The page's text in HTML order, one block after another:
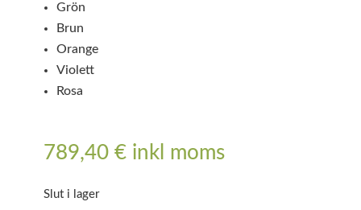
Grön
Brun
Orange
Violett
Rosa
789,40 € inkl moms
Slut i lager